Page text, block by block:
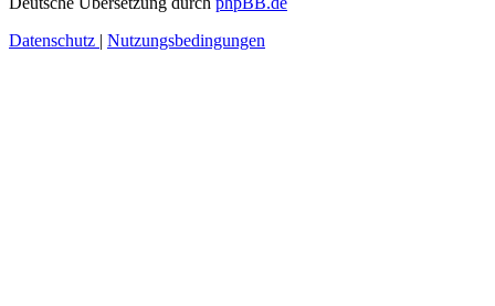
Datenschutz | Nutzungsbedingungen